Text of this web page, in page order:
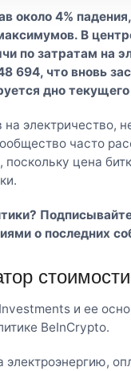
около 4%
В
по затратам на
694, что вновь
дно
электричество,
часто
цена
о последних
и ее
BeInCrypto.
электроэнергию,